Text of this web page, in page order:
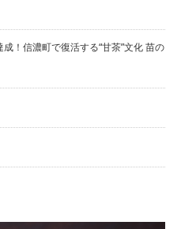
！信濃町で復活する“甘茶”文化 苗の